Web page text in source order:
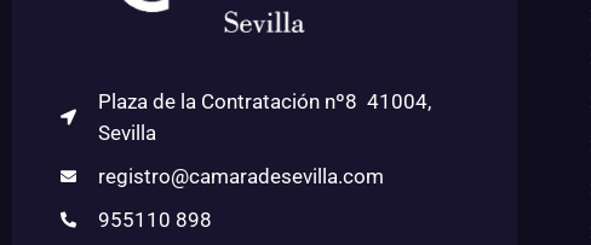
Plaza de la Contratación nº8 41004,
Sevilla
registro@camaradesevilla.com
955110 898